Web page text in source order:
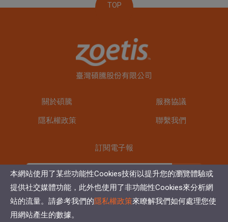
TOP
關於碩騰 服務協議
隱私權政策 聯繫我們
訂閱電子報
訂閱
本網站使用了某些功能性Cookies技術以提升您的瀏覽體驗或
提供社交媒體功能，此外也使用了非功能性Cookies來分析網
站的流量。請參考我們的隱私權政策來瞭解我們如何處理您使
用網站產生的數據。